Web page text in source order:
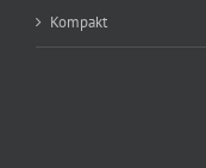
Kompakt